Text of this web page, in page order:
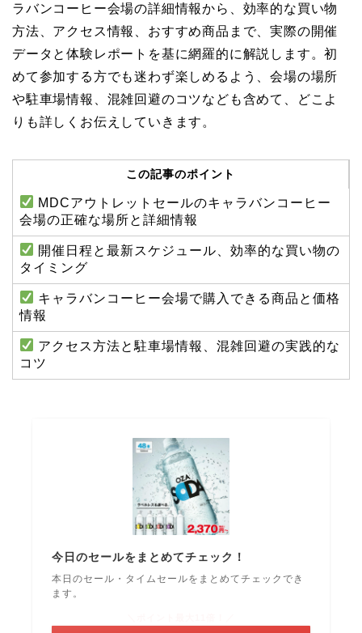
ラバンコーヒー会場の詳細情報から、効率的な買い物
方法、アクセス情報、おすすめ商品まで、実際の開催
データと体験レポートを基に網羅的に解説します。初
めて参加する方でも迷わず楽しめるよう、会場の場所
や駐車場情報、混雑回避のコツなども含めて、どこよ
りも詳しくお伝えしていきます。
この記事のポイント
MDCアウトレットセールのキャラバンコーヒー
会場の正確な場所と詳細情報
開催日程と最新スケジュール、効率的な買い物の
タイミング
キャラバンコーヒー会場で購入できる商品と価格
情報
アクセス方法と駐車場情報、混雑回避の実践的な
コツ
今日のセールをまとめてチェック！
本日のセール・タイムセールをまとめてチェックでき
ます。